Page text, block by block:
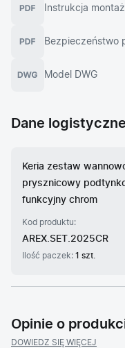
Instrukcja
Bezpieczeństwo
Model DWG
Dane logistyczne
Keria zestaw
prysznicowy
funkcyjny chrom
Kod produktu:
AREX.SET.2025CR
Ilość paczek: 1 szt.
Opinie o
DOWIEDZ SIĘ WIĘCEJ